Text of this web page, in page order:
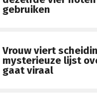
gebruiken
Vrouw viert
mysterieuze lijst
gaat viraal